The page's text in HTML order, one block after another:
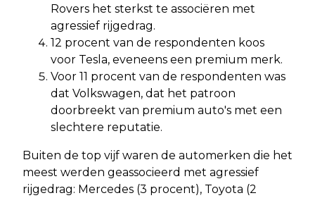
Rovers het sterkst te associëren met
agressief rijgedrag.
12 procent van de respondenten koos
voor Tesla, eveneens een premium merk.
Voor 11 procent van de respondenten was
dat Volkswagen, dat het patroon
doorbreekt van premium auto's met een
slechtere reputatie.
Buiten de top vijf waren de automerken die het
meest werden geassocieerd met agressief
rijgedrag: Mercedes (3 procent), Toyota (2